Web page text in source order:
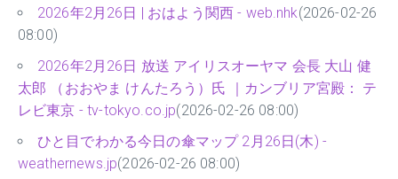
2026年2月26日 | おはよう関西 - web.nhk(2026-02-26
08:00)
2026年2月26日 放送 アイリスオーヤマ 会長 大山 健
太郎 （おおやま けんたろう）氏 ｜カンブリア宮殿： テ
レビ東京 - tv-tokyo.co.jp(2026-02-26 08:00)
ひと目でわかる今日の傘マップ 2月26日(木) -
weathernews.jp(2026-02-26 08:00)